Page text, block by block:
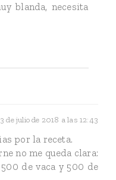
blanda, necesita
de julio de 2018 a las 12:43
por la receta.
no me queda clara:
de vaca y 500 de